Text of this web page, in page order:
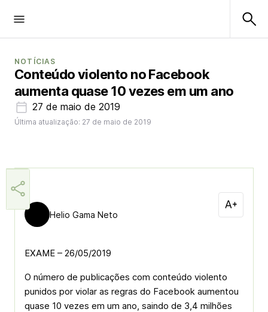
NOTÍCIAS
Conteúdo violento no Facebook
aumenta quase 10 vezes em um ano
27 de maio de 2019
Última atualização: 27 de maio de 2019
Helio Gama Neto
EXAME – 26/05/2019
O número de publicações com conteúdo violento
punidos por violar as regras do Facebook aumentou
quase 10 vezes em um ano, saindo de 3,4 milhões